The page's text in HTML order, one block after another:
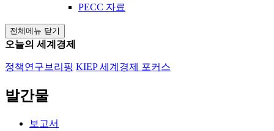
PECC 자료
전체메뉴 닫기
오늘의 세계경제
정책연구브리핑 KIEP 세계경제 포커스
발간물
보고서